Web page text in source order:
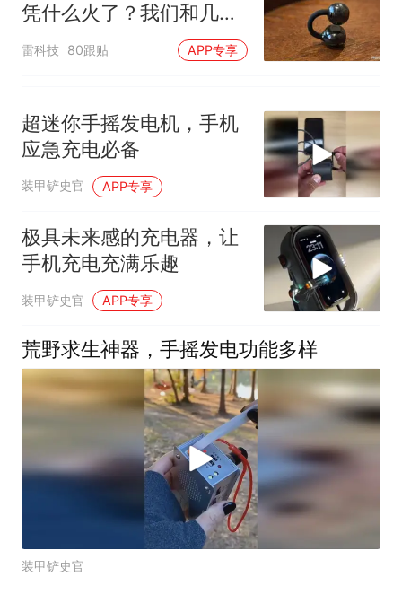
凭什么火了？我们和几个
用户聊了聊
雷科技 80跟贴 APP专享
超迷你手摇发电机，手机
应急充电必备
装甲铲史官 APP专享
极具未来感的充电器，让
手机充电充满乐趣
装甲铲史官 APP专享
荒野求生神器，手摇发电功能多样
装甲铲史官